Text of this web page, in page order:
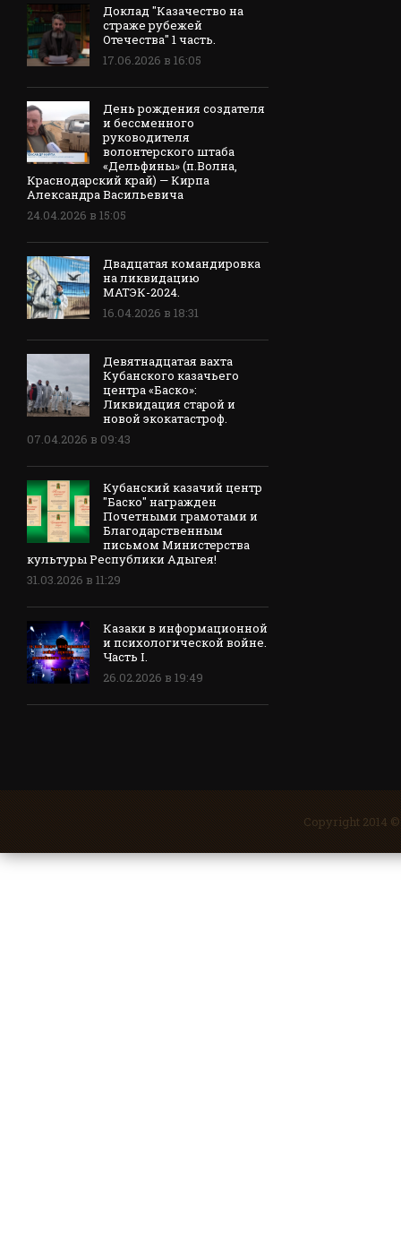
Доклад "Казачество на
страже рубежей
Отечества" 1 часть.
17.06.2026 в 16:05
День рождения создателя
и бессменного
руководителя
волонтерского штаба
«Дельфины» (п.Волна,
Краснодарский край) — Кирпа
Александра Васильевича
24.04.2026 в 15:05
Двадцатая командировка
на ликвидацию
МАТЭК-2024.
16.04.2026 в 18:31
Девятнадцатая вахта
Кубанского казачьего
центра «Баско»:
Ликвидация старой и
новой экокатастроф.
07.04.2026 в 09:43
Кубанский казачий центр
"Баско" награжден
Почетными грамотами и
Благодарственным
письмом Министерства
культуры Республики Адыгея!
31.03.2026 в 11:29
Казаки в информационной
и психологической войне.
Часть I.
26.02.2026 в 19:49
Copyright 2014